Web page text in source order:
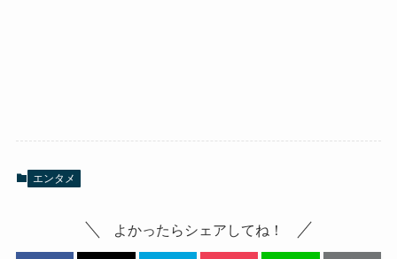
エンタメ
よかったらシェアしてね！